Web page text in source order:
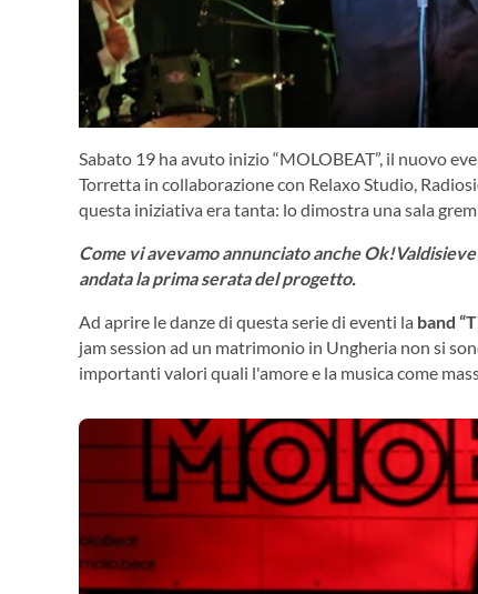
Sabato 19 ha avuto inizio “MOLOBEAT”, il nuovo
Torretta in collaborazione con Relaxo Studio,
questa iniziativa era tanta: lo dimostra una sala
Come vi avevamo annunciato anche
andata la prima serata del progetto.
Ad aprire le danze di questa serie di eventi la band
jam session ad un matrimonio in Ungheria non si
importanti valori quali l'amore e la musica come